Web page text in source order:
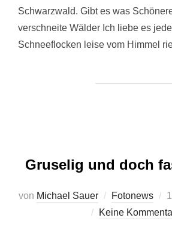
Schwarzwald. Gibt es was
verschneite Wälder Ich liebe es
Schneeflocken leise vom Himmel
Gruselig und doch
von Michael Sauer Fotonews
Keine